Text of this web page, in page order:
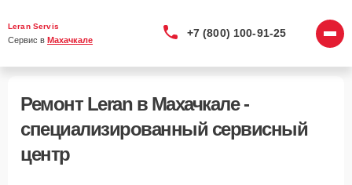
Leran Servis
Сервис в Махачкале
+7 (800) 100-91-25
Ремонт Leran в Махачкале -
специализированный сервисный
центр